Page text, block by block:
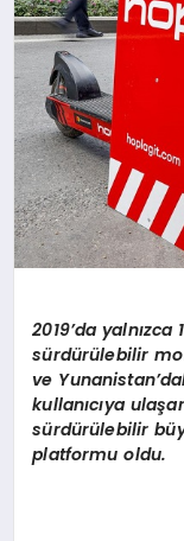
2019’da yalnızca
sürdürülebilir
ve Yunanistan’
kullanıcıya ulaş
sürdürülebilir bü
platformu oldu.